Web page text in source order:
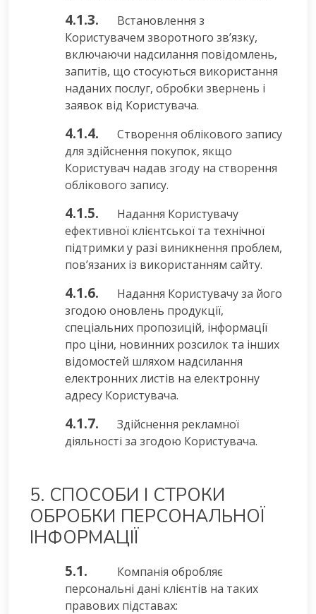
4.1.3.
Встановлення з
Користувачем зворотного зв’язку,
включаючи надсилання повідомлень,
запитів, що стосуються використання
наданих послуг, обробки звернень і
заявок від Користувача.
4.1.4.
Створення облікового запису
для здійснення покупок, якщо
Користувач надав згоду на створення
облікового запису.
4.1.5.
Надання Користувачу
ефективної клієнтської та технічної
підтримки у разі виникнення проблем,
пов’язаних із використанням сайту.
4.1.6.
Надання Користувачу за його
згодою оновлень продукції,
спеціальних пропозицій, інформації
про ціни, новинних розсилок та інших
відомостей шляхом надсилання
електронних листів на електронну
адресу Користувача.
4.1.7.
Здійснення рекламної
діяльності за згодою Користувача.
5. СПОСОБИ І СТРОКИ
ОБРОБКИ ПЕРСОНАЛЬНОЇ
ІНФОРМАЦІЇ
5.1.
Компанія обробляє
персональні дані клієнтів на таких
правових підставах: